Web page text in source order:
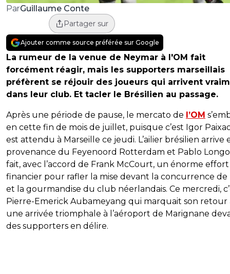
ParGuillaume Conte
Partager sur
Ajouter comme source préférée sur Google
La rumeur de la venue de Neymar à l'OM fait
forcément réagir, mais les supporters marseillais
préfèrent se réjouir des joueurs qui arrivent
dans leur club. Et tacler le Brésilien au passage.
Après une période de pause, le mercato de l’OM
en cette fin de mois de juillet, puisque c’est Igor
est attendu à Marseille ce jeudi. L’ailier brésilien arrive
provenance du Feyenoord Rotterdam et Pablo
fait, avec l’accord de Frank McCourt, un énorme effort
financier pour rafler la mise devant la concurrence de
et la gourmandise du club néerlandais. Ce mercredi,
Pierre-Emerick Aubameyang qui marquait son retour
une arrivée triomphale à l’aéroport de Marignane
des supporters en délire.